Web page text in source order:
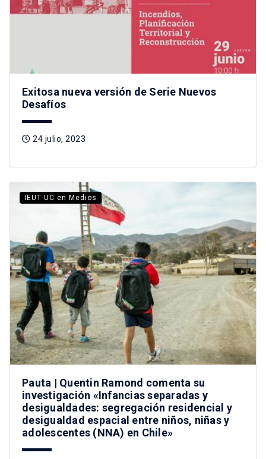
Exitosa nueva versión de Serie Nuevos
Desafíos
24 julio, 2023
IEUT UC en Medios
Pauta | Quentin Ramond comenta su
investigación «Infancias separadas y
desigualdades: segregación residencial y
desigualdad espacial entre niños, niñas y
adolescentes (NNA) en Chile»